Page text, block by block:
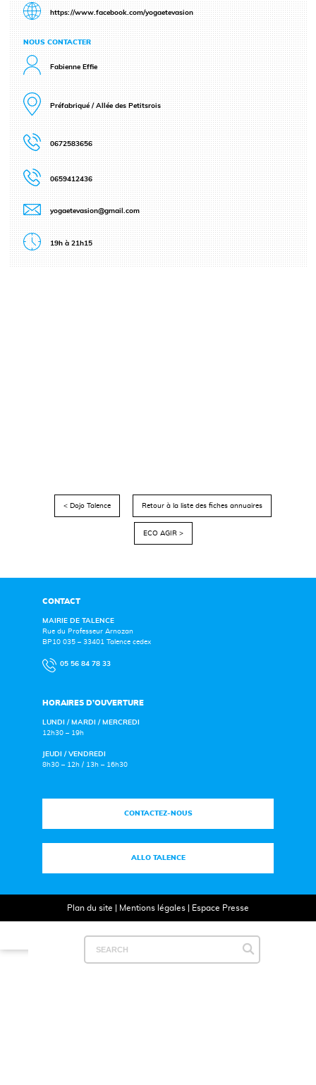
https://www.facebook.com/yogaetevasion
NOUS CONTACTER
Fabienne Effie
Préfabriqué / Allée des Petitsrois
0672583656
0659412436
yogaetevasion@gmail.com
19h à 21h15
< Dojo Talence Retour à la liste des fiches annuaires
ECO AGIR >
CONTACT
MAIRIE DE TALENCE
Rue du Professeur Arnozan
BP10 035 – 33401 Talence cedex
05 56 84 78 33
HORAIRES D’OUVERTURE
LUNDI / MARDI / MERCREDI
12h30 – 19h
JEUDI / VENDREDI
8h30 – 12h / 13h – 16h30
CONTACTEZ-NOUS
ALLO TALENCE
Plan du site Mentions légales| Espace Presse